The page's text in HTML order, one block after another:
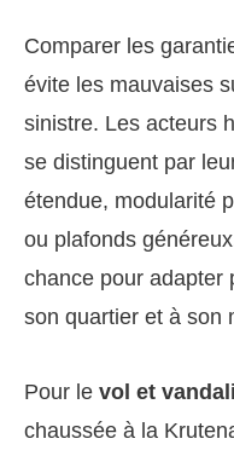
Comparer les
évite les mauvaises
sinistre. Les acteurs
se distinguent par
étendue, modularité
ou plafonds
chance pour adapter
son quartier et à son
Pour le vol et
chaussée à la